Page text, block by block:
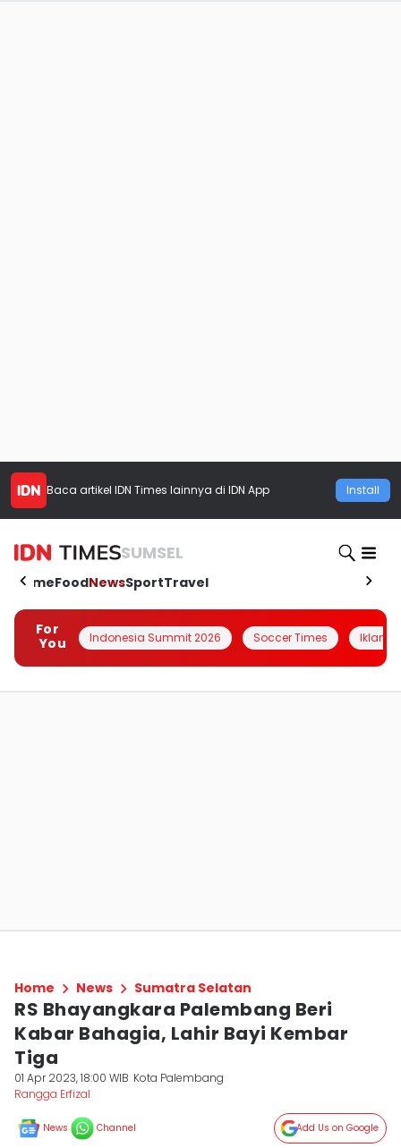
Baca artikel IDN Times lainnya di IDN App Install
SUMSEL
HomeFoodNewsSportTravel
For
You
Indonesia Summit 2026 Soccer Times Iklanin
Home News Sumatra Selatan
RS Bhayangkara Palembang Beri
Kabar Bahagia, Lahir Bayi Kembar
Tiga
01 Apr 2023, 18:00 WIB Kota Palembang
Rangga Erfizal
News Channel Add Us on Google